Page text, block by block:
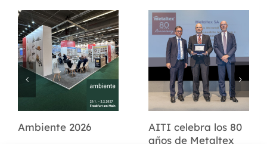
Ambiente 2026
AITI celebra los 80
años de Metaltex